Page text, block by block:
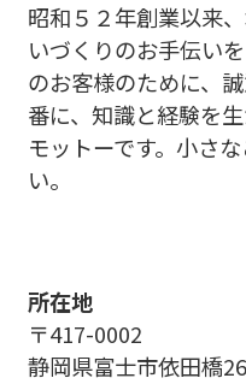
昭和５２年創業以来
いづくりのお手伝い
のお客様のために、
番に、知識と経験を
モットーです。小さ
い。
所在地
〒417-0002
静岡県富士市依田橋